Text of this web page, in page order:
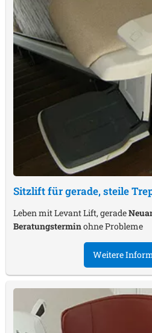
Sitzlift für gerade, steile
Leben mit Levant Lift, gerade
Beratungsterminohne Probleme
Weitere